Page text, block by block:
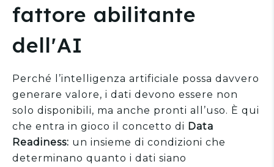
fattore abilitante
dell'AI
Perché l’intelligenza artificiale possa davvero
generare valore, i dati devono essere non
solo disponibili, ma anche pronti all’uso. È qui
che entra in gioco il concetto di Data
Readiness: un insieme di condizioni che
determinano quanto i dati siano